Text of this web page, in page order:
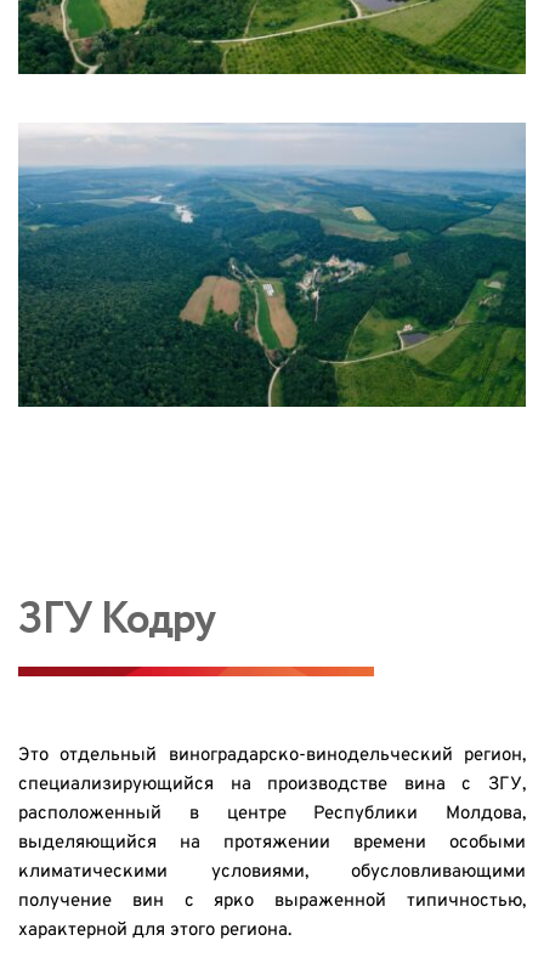
ЗГУ Кодру
Это отдельный виноградарско-винодельческий регион,
специализирующийся на производстве вина с ЗГУ,
расположенный в центре Республики Молдова,
выделяющийся на протяжении времени особыми
климатическими условиями, обусловливающими
получение вин с ярко выраженной типичностью,
характерной для этого региона.